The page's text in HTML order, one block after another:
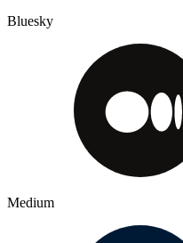
Bluesky
Medium